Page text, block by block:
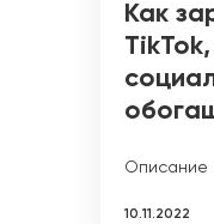
Как
Описание
10.11.2022